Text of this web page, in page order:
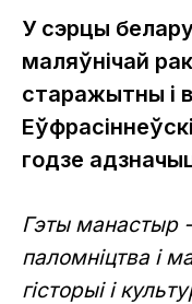
У сэрцы
маляўнічай
старажытны і
годзе
Гэты манастыр
паломніцтва і
гісторыі і